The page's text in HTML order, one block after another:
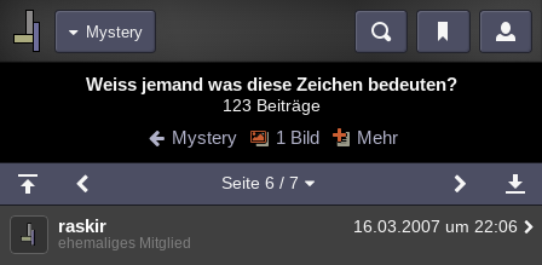
Mystery
Blogs Videos
Chat Wiki Neuigkeiten
meine Rubriken
Menschen Mystery Kriminalfälle
Weiss jemand was diese Zeichen bedeuten?
123 Beiträge
Mystery 1 Bild Mehr
Seite 6 / 7
raskir 16.03.2007 um 22:06
ehemaliges Mitglied